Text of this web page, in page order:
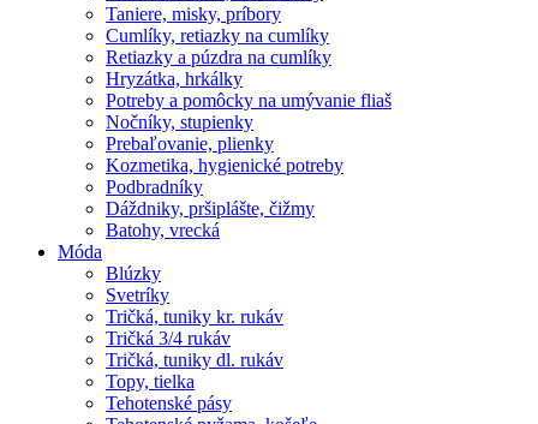
Taniere, misky, príbory
Cumlíky, retiazky na cumlíky
Retiazky a púzdra na cumlíky
Hryzátka, hrkálky
Potreby a pomôcky na umývanie fliaš
Nočníky, stupienky
Prebaľovanie, plienky
Kozmetika, hygienické potreby
Podbradníky
Dáždniky, pršiplášte, čižmy
Batohy, vrecká
Móda
Blúzky
Svetríky
Tričká, tuniky kr. rukáv
Tričká 3/4 rukáv
Tričká, tuniky dl. rukáv
Topy, tielka
Tehotenské pásy